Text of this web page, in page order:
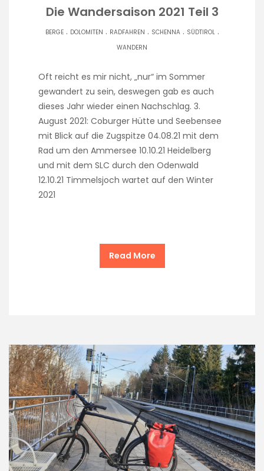
Die Wandersaison 2021 Teil 3
BERGE. DOLOMITEN . RADFAHREN . SCHENNA. SÜDTIROL.
WANDERN
Oft reicht es mir nicht, „nur“ im Sommer
gewandert zu sein, deswegen gab es auch
dieses Jahr wieder einen Nachschlag. 3.
August 2021: Coburger Hütte und Seebensee
mit Blick auf die Zugspitze 04.08.21 mit dem
Rad um den Ammersee 10.10.21 Heidelberg
und mit dem SLC durch den Odenwald
12.10.21 Timmelsjoch wartet auf den Winter
2021
Read More